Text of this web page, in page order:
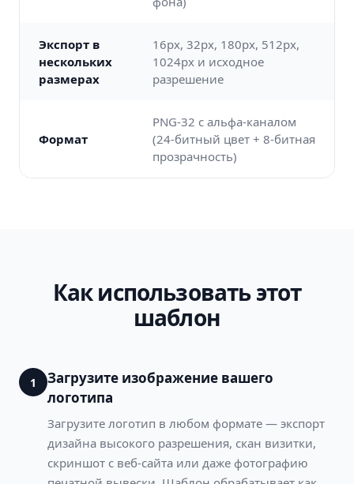
Экспорт в
нескольких
размерах
16px, 32px, 180px, 512px,
1024px и исходное
разрешение
Формат
PNG-32 с альфа-каналом
(24-битный цвет + 8-битная
прозрачность)
Как использовать этот
шаблон
1
Загрузите изображение вашего
логотипа
Загрузите логотип в любом формате — экспорт
дизайна высокого разрешения, скан визитки,
скриншот с веб-сайта или даже фотографию